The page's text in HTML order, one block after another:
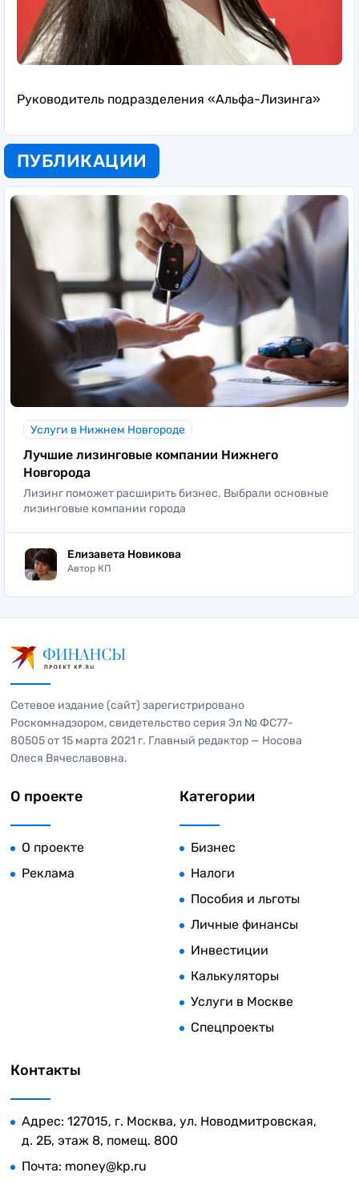
Руководитель подразделения «Альфа-Лизинга»
ПУБЛИКАЦИИ
Услуги в Нижнем Новгороде
Лучшие лизинговые компании Нижнего
Новгорода
Лизинг поможет расширить бизнес. Выбрали основные
лизинговые компании города
Елизавета Новикова
Автор КП
Сетевое издание (сайт) зарегистрировано
Роскомнадзором, свидетельство серия Эл № ФС77-
80505 от 15 марта 2021 г. Главный редактор — Носова
Олеся Вячеславовна.
О проекте
О проекте
Реклама
Категории
Бизнес
Налоги
Пособия и льготы
Личные финансы
Инвестиции
Калькуляторы
Услуги в Москве
Спецпроекты
Контакты
Адрес: 127015, г. Москва, ул. Новодмитровская,
д. 2Б, этаж 8, помещ. 800
Почта: money@kp.ru